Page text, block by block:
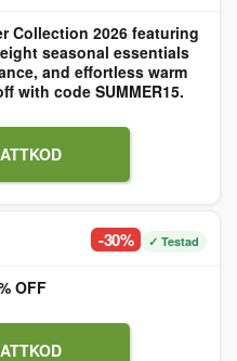
Collection 2026 featuring
seasonal essentials
and effortless warm
with code SUMMER15.
-30% ✓ Testad
OFF